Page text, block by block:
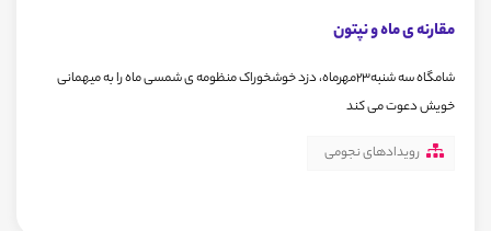
مقارنه ی ماه و نپتون
شامگاه سه شنبه23مهرماه، دزد خوشخوراک منظومه ی شمسی ماه را به میهمانی
خویش دعوت می کند
رویدادهای نجومی